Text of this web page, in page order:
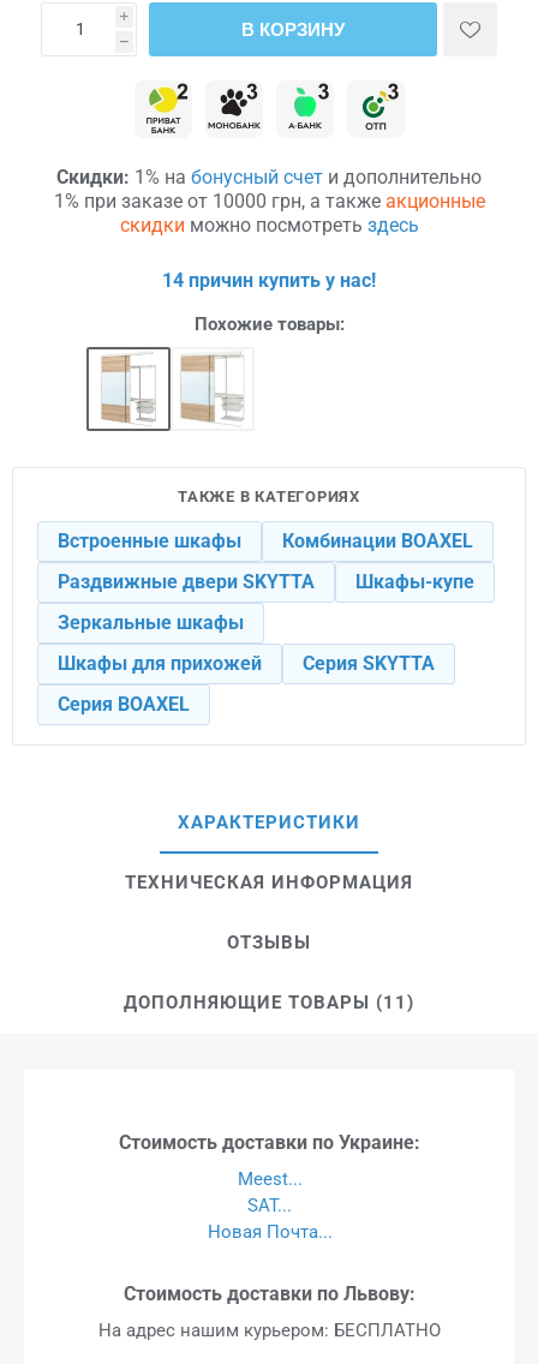
i
h
В КОРЗИНУ
Скидки: 1% на бонусный счет и дополнительно
1% при заказе от 10000 грн, а также акционные
скидки можно посмотреть здесь
14 причин купить у нас!
Похожие товары:
ТАКЖЕ В КАТЕГОРИЯХ
Встроенные шкафы
Комбинации BOAXEL
Раздвижные двери SKYTTA
Шкафы-купе
Зеркальные шкафы
Шкафы для прихожей
Серия SKYTTA
Серия BOAXEL
ХАРАКТЕРИСТИКИ
ТЕХНИЧЕСКАЯ ИНФОРМАЦИЯ
ОТЗЫВЫ
ДОПОЛНЯЮЩИЕ ТОВАРЫ (11)
Стоимость доставки по Украине:
Meest...
SAT...
Новая Почта...
Стоимость доставки по Львову:
На адрес нашим курьером: БЕСПЛАТНО